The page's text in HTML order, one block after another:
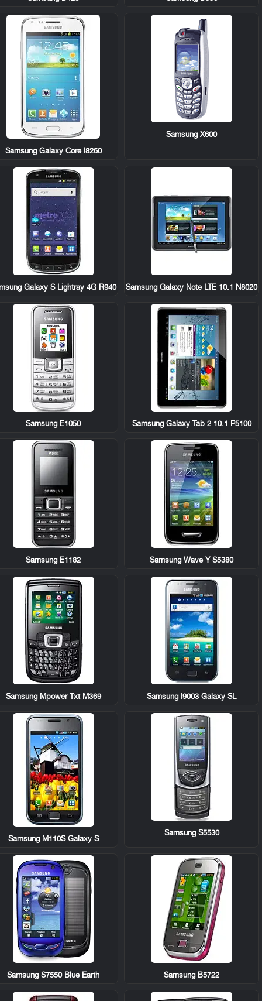
Samsung X600
Samsung Galaxy Core I8260
Samsung Galaxy Note LTE 10.1 N8020
Galaxy S Lightray 4G R940
Samsung Galaxy Tab 2 10.1 P5100
Samsung E1050
Samsung Wave Y S5380
Samsung E1182
Samsung I9003 Galaxy SL
Samsung Mpower Txt M369
Samsung S5530
Samsung M110S Galaxy S
Samsung B5722
Samsung S7550 Blue Earth